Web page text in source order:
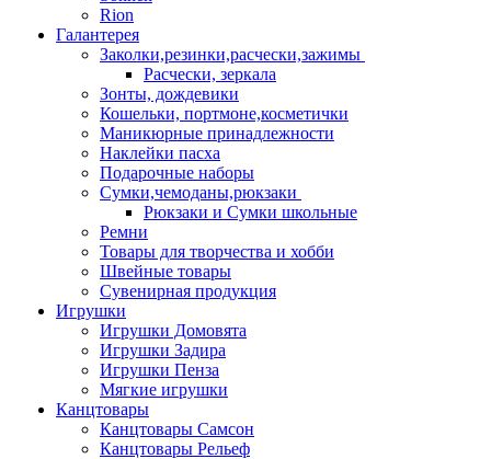
Rion
Галантерея
Заколки,резинки,расчески,зажимы
Расчески, зеркала
Зонты, дождевики
Кошельки, портмоне,косметички
Маникюрные принадлежности
Наклейки пасха
Подарочные наборы
Сумки,чемоданы,рюкзаки
Рюкзаки и Сумки школьные
Ремни
Товары для творчества и хобби
Швейные товары
Сувенирная продукция
Игрушки
Игрушки Домовята
Игрушки Задира
Игрушки Пенза
Мягкие игрушки
Канцтовары
Канцтовары Самсон
Канцтовары Рельеф